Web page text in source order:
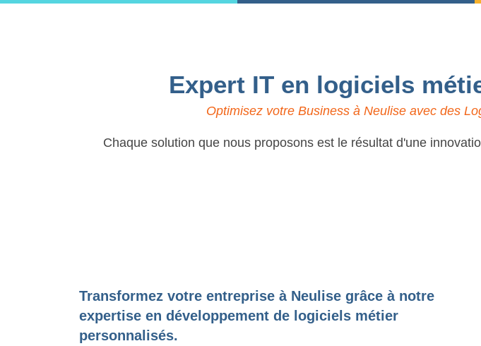
Expert IT en logiciels
Optimisez votre Business à Neulise avec des
Chaque solution que nous proposons est le résultat d'une
Transformez votre entreprise à Neulise grâce à notre
expertise en développement de logiciels métier
personnalisés.